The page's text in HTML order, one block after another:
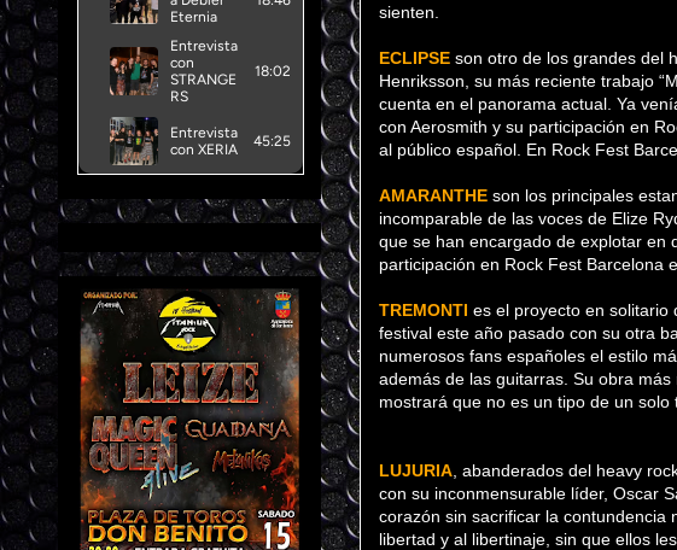
sienten.
ECLIPSE son otro de los grandes del
Henriksson, su más reciente trabajo
cuenta en el panorama actual. Ya
con Aerosmith y su participación en
al público español. En Rock Fest
AMARANTHE son los principales
incomparable de las voces de Elize
que se han encargado de explotar en
participación en Rock Fest Barcelona
TREMONTI es el proyecto en solitario
festival este año pasado con su otra
numerosos fans españoles el estilo
además de las guitarras. Su obra
mostrará que no es un tipo de un solo
LUJURIA , abanderados del heavy
con su inconmensurable líder, Oscar
corazón sin sacrificar la contundencia
libertad y al libertinaje, sin que ellos